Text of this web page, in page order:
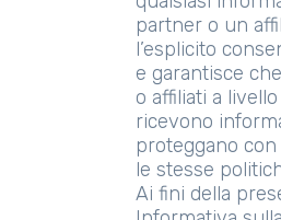
partner o un
l’esplicito
e garantisce
o affiliati a
ricevono
proteggano
le stesse
Ai fini della